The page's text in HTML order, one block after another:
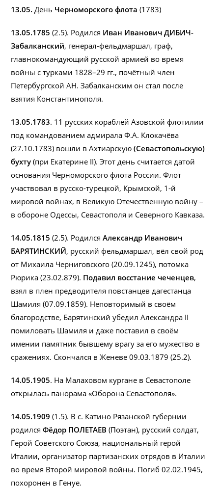
13.05. День Черноморского флота (1783)
13.05.1785 (2.5). Родился Иван Иванович ДИБИЧ-
Забалканский, генерал-фельдмаршал, граф,
главнокомандующий русской армией во время
войны с турками 1828–29 гг., почётный член
Петербургской АН. Забалканским он стал после
взятия Константинополя.
13.05.1783. 11 русских кораблей Азовской флотилии
под командованием адмирала Ф.А. Клокачёва
(27.10.1783) вошли в Ахтиарскую(Севастопольскую)
бухту (при Екатерине II). Этот день считается датой
основания Черноморского флота России. Флот
участвовал в русско-турецкой, Крымской, 1-й
мировой войнах, в Великую Отечественную войну –
в обороне Одессы, Севастополя и Северного Кавказа.
14.05.1815 (2.5). РодилсяАлександр Иванович
БАРЯТИНСКИЙ, русский фельдмаршал, вёл свой род
от Михаила Черниговского (20.09.1245), потомка
Рюрика (23.02.879). Подавил восстание чеченцев,
взял в плен предводителя повстанцев дагестанца
Шамиля (07.09.1859). Неповторимый в своём
благородстве, Барятинский убедил Александра II
помиловать Шамиля и даже поставил в своём
имении памятник бывшему врагу за его мужество в
сражениях. Скончался в Женеве 09.03.1879 (25.2).
14.05.1905. На Малаховом кургане в Севастополе
открылась панорама «Оборона Севастополя».
14.05.1909 (1.5). В с. Катино Рязанской губернии
родилсяФёдор ПОЛЕТАЕВ (Поэтан), русский солдат,
Герой Советского Союза, национальный герой
Италии, организатор партизанских отрядов в Италии
во время Второй мировой войны. Погиб 02.02.1945,
похоронен в Генуе.